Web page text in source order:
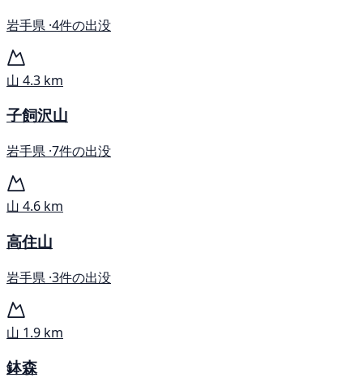
岩手県 ·4件の出没
山 4.3 km
子飼沢山
岩手県 ·7件の出没
山 4.6 km
高住山
岩手県 ·3件の出没
山 1.9 km
鉢森